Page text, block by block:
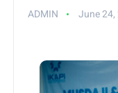
ADMIN June 24,